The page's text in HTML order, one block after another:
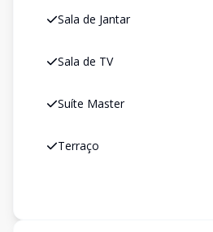
Sala de Jantar
Sala de TV
Suíte Master
Terraço